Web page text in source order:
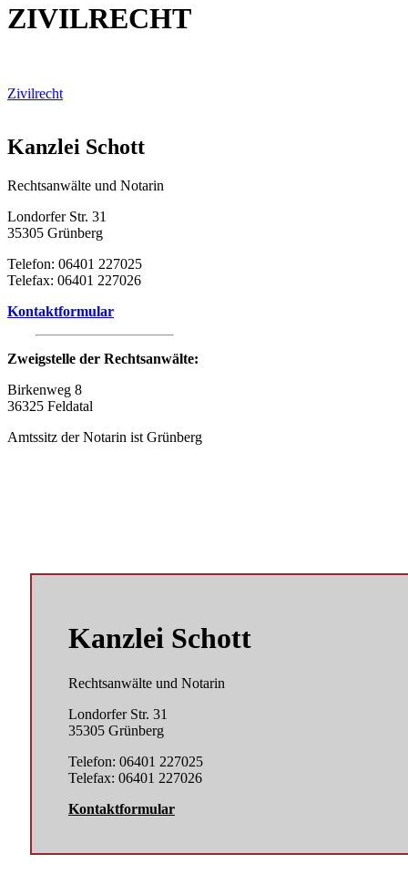
ZIVILRECHT
Zivilrecht
Kanzlei Schott
Rechtsanwälte und Notarin
Londorfer Str. 31
35305 Grünberg
Telefon: 06401 227025
Telefax: 06401 227026
Kontaktformular
Zweigstelle der Rechtsanwälte:
Birkenweg 8
36325 Feldatal
Amtssitz der Notarin ist Grünberg
Kanzlei Schott
Rechtsanwälte und Notarin
Londorfer Str. 31
35305 Grünberg
Telefon: 06401 227025
Telefax: 06401 227026
Kontaktformular